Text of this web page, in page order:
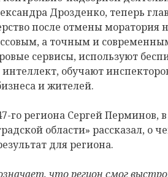
Дрозденко, теперь
после отмены моратория
а точным и
сервисы, используют
обучают
и жителей.
го региона Сергей Перминов,
области» рассказал, о
для региона.
что регион смог